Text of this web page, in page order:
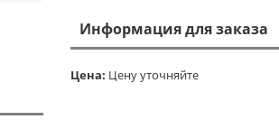
Информация для заказа
Цена: Цену уточняйте